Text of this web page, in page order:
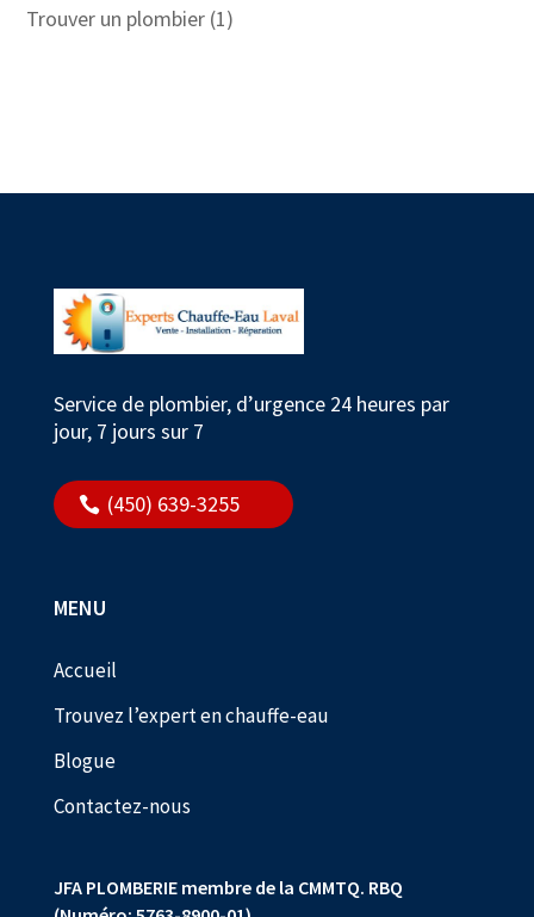
Trouver un plombier (1)
Service de plombier, d’urgence 24 heures par
jour, 7 jours sur 7
(450) 639-3255
MENU
Accueil
Trouvez l’expert en chauffe-eau
Blogue
Contactez-nous
JFA PLOMBERIE membre de la CMMTQ. RBQ